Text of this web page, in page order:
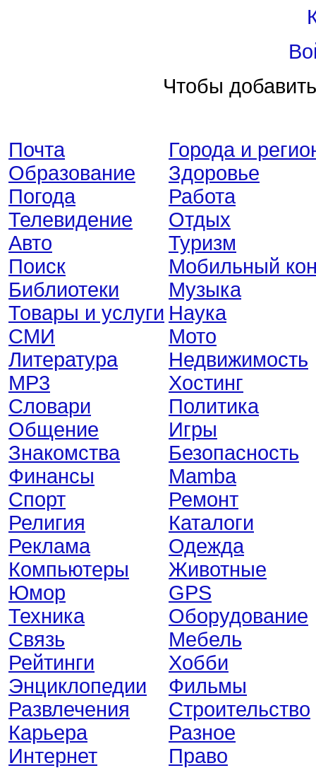
Чтобы
Почта
Образование
Погода
Телевидение
Авто
Поиск
Библиотеки
Товары и услуги
СМИ
Литература
MP3
Словари
Общение
Знакомства
Финансы
Спорт
Религия
Реклама
Компьютеры
Юмор
Техника
Связь
Рейтинги
Энциклопедии
Развлечения
Карьера
Интернет
Города и
Здоровье
Работа
Отдых
Туризм
Мобильный
Музыка
Наука
Мото
Недвижимость
Хостинг
Политика
Игры
Безопасность
Mamba
Ремонт
Каталоги
Одежда
Животные
GPS
Оборудование
Мебель
Хобби
Фильмы
Строительство
Разное
Право